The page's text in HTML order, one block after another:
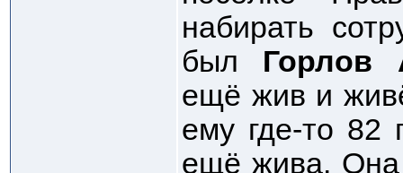
набирать
был Горлов
ещё жив и
ему где-то 82
ещё жива. Она